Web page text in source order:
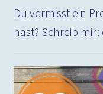
Du vermisst ein
hast? Schreib